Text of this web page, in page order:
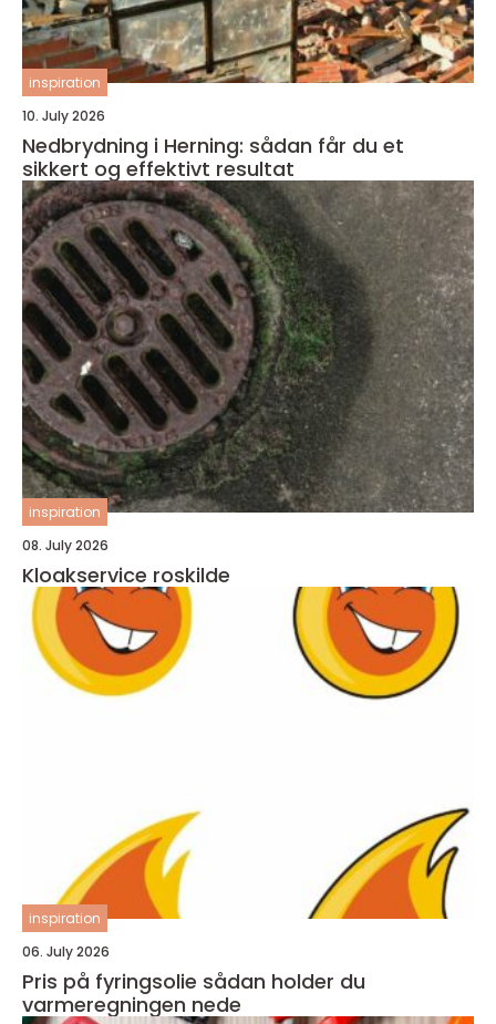
inspiration
10. July 2026
Nedbrydning i Herning: sådan får du et
sikkert og effektivt resultat
inspiration
08. July 2026
Kloakservice roskilde
inspiration
06. July 2026
Pris på fyringsolie sådan holder du
varmeregningen nede